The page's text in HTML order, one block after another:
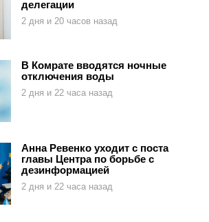
делегации
2 дня и 20 часов назад
В Комрате вводятся ночные
отключения воды
2 дня и 22 часа назад
Анна Ревенко уходит с поста
главы Центра по борьбе с
дезинформацией
2 дня и 22 часа назад